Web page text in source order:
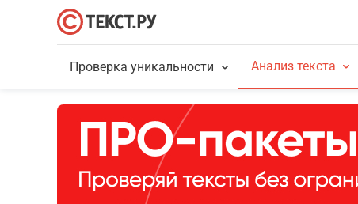
Проверка уникальности Анализ текста